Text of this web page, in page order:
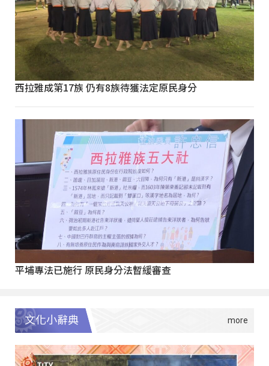
西拉雅成第17族 仍有8族待獲法定原民身分
平埔專法已施行 原民身分法暫緩審查
文化小辭典